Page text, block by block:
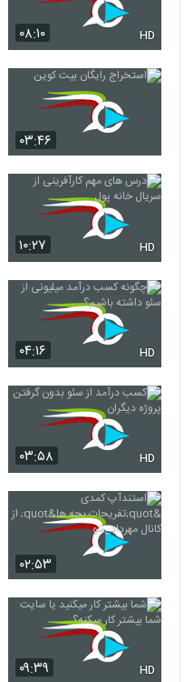
۰۸:۱۰ HD
۰۳:۴۶
۱۰:۲۷ HD
۰۴:۱۶ HD
۰۳:۵۸ HD
۰۲:۵۳
۰۹:۳۹ HD